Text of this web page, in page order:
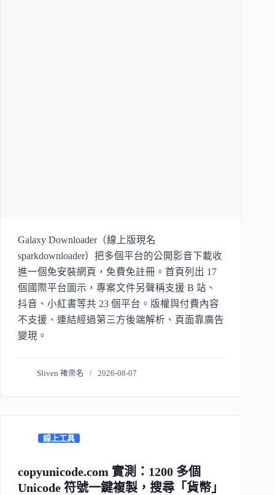
Galaxy Downloader（線上版現名
sparkdownloader）把多個平台的公開影音下載收
進一個免安裝網頁，免費免註冊。首頁列出 17
個國際平台圖示，專案文件另聲稱支援 B 站、
抖音、小紅書等共 23 個平台。版權與付費內容
不支援、連結經過第三方後端解析、頁面靠廣告
變現。
Sliven 褚崇名 2026-08-07
線上工具
copyunicode.com 實測：1200 多個
Unicode 符號一鍵複製，搜尋「貨幣」